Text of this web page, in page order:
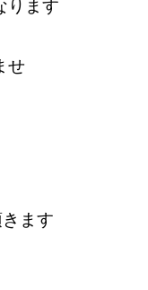
ります
せ
ます